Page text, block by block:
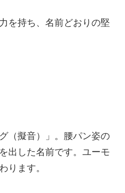
を持ち、名前どおりの堅
（擬音）」。腰パン姿の
出した名前です。ユーモ
ります。